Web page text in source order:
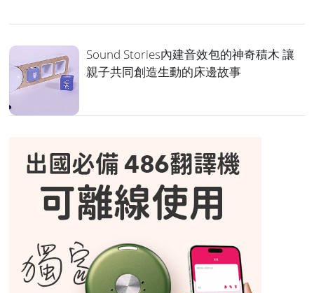
Sound Stories內建音效包的神奇積木 讓
親子共同創造生動的床邊故事